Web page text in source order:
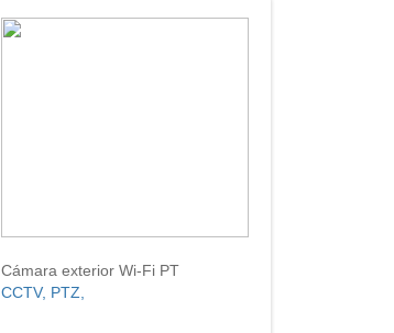
Cámara exterior Wi-Fi PT
CCTV, PTZ,